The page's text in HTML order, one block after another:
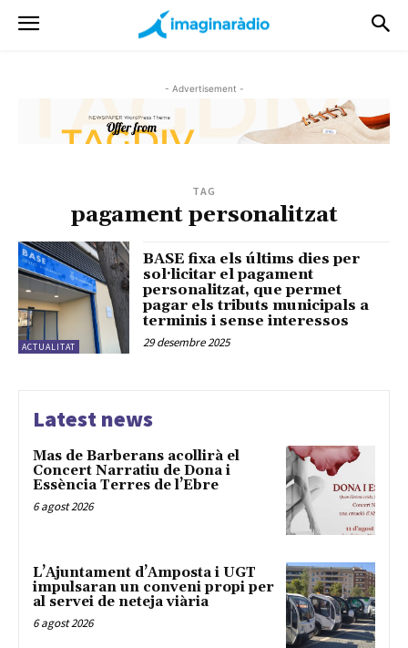
- Advertisement -
TAG
pagament personalitzat
ACTUALITAT
BASE fixa els últims dies per
sol·licitar el pagament
personalitzat, que permet
pagar els tributs municipals a
terminis i sense interessos
29 desembre 2025
Latest news
Mas de Barberans acollirà el
Concert Narratiu de Dona i
Essència Terres de l’Ebre
6 agost 2026
L’Ajuntament d’Amposta i UGT
impulsaran un conveni propi per
al servei de neteja viària
6 agost 2026